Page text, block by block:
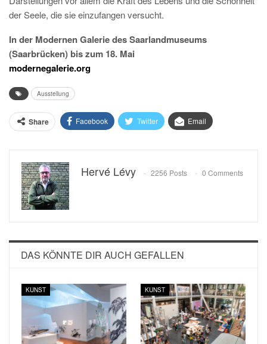
der Seele, die sie einzufangen versucht.
In der Modernen Galerie des Saarlandmuseums
(Saarbrücken) bis zum 18. Mai
modernegalerie.org
Ausstellung
Share Facebook Twitter Email
Hervé Lévy 2256 Posts 0 Comments
DAS KÖNNTE DIR AUCH GEFALLEN
KUNST KUNST